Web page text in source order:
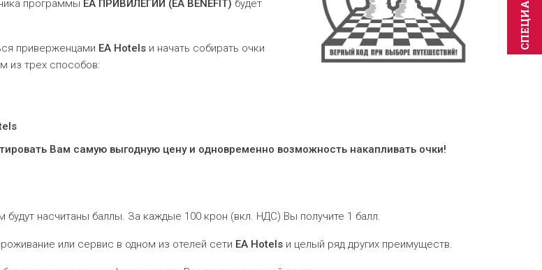
программы EA ПРИВИЛЕГИЙ (EA BENEFIT) будет
приверженцами EA Hotels и начать собирать очки
из трех способов:
Вам самую выгодную цену и одновременно возможность накапливать очки!
насчитаны баллы. За каждые 100 крон (вкл. НДС) Вы получите 1 балл.
или сервис в одном из отелей сети EA Hotels и целый ряд других преимуществ.